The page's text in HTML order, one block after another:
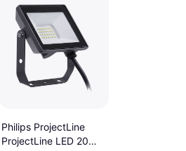
Philips ProjectLine
ProjectLine LED 20W